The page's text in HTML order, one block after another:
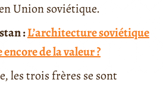
Union soviétique.
:L’architecture soviétique
de la valeur ?
les trois frères se sont